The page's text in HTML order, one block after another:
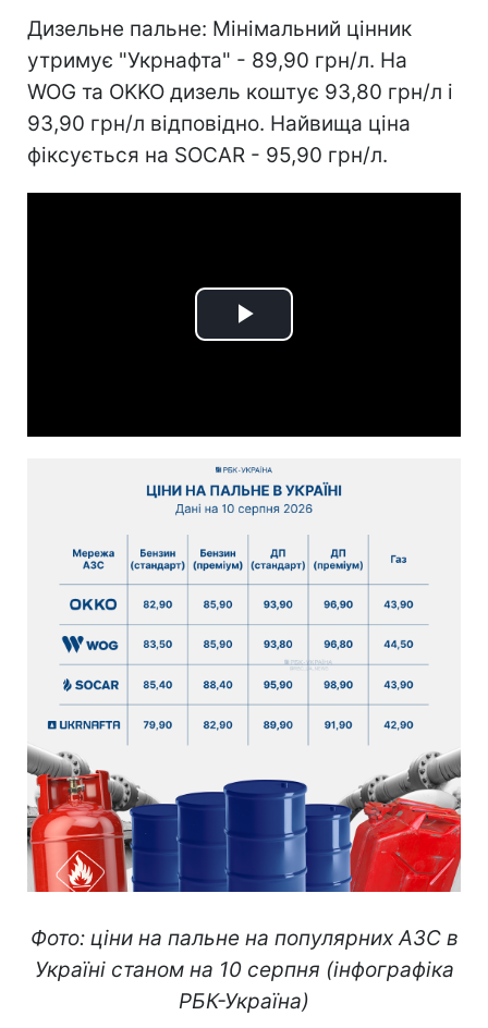
Дизельне пальне: Мінімальний цінник
утримує "Укрнафта" - 89,90 грн/л. На
WOG та OKKO дизель коштує 93,80 грн/л і
93,90 грн/л відповідно. Найвища ціна
фіксується на SOCAR - 95,90 грн/л.
Play
Фото: ціни на пальне на популярних АЗС в
Україні станом на 10 серпня (інфографіка
РБК-Україна)